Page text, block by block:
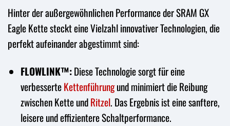
Hinter der außergewöhnlichen Performance der SRAM GX
Eagle Kette steckt eine Vielzahl innovativer Technologien, die
perfekt aufeinander abgestimmt sind:
FLOWLINK™:Diese Technologie sorgt für eine
verbesserteKettenführungund minimiert die Reibung
zwischen Kette undRitzel. Das Ergebnis ist eine sanftere,
leisere und effizientere Schaltperformance.